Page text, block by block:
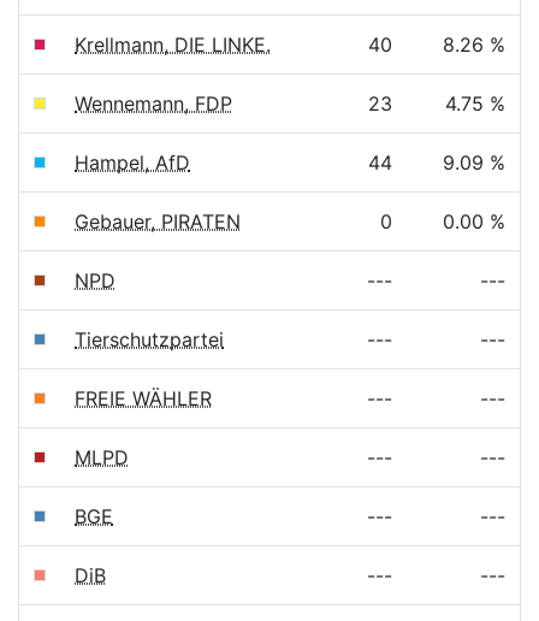
Krellmann, DIE LINKE. 40 8.26 %
Wennemann, FDP 23 4.75 %
Hampel, AfD 44 9.09 %
Gebauer, PIRATEN 0 0.00 %
NPD --- ---
Tierschutzpartei --- ---
FREIE WÄHLER --- ---
MLPD --- ---
BGE --- ---
DiB --- ---